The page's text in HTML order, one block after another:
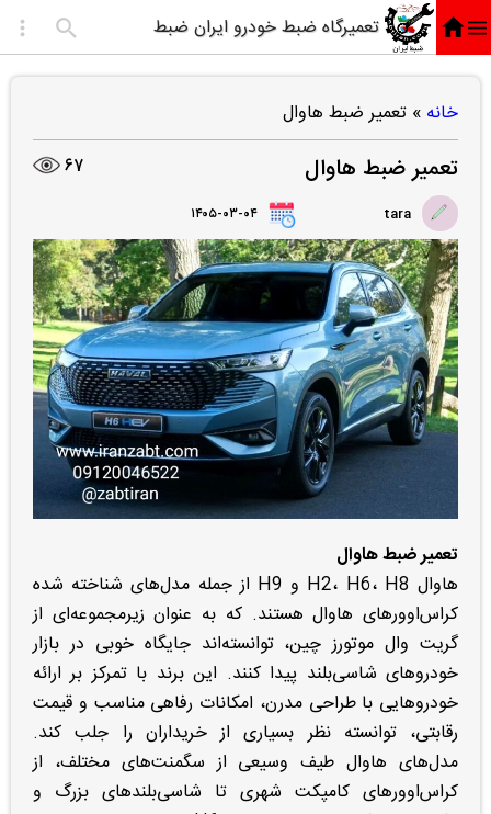
تعمیرگاه ضبط خودرو ایران ضبط
خانه » تعمیر ضبط هاوال
تعمیر ضبط هاوال 67
tara ۱۴۰۵-۰۳-۰۴
تعمیر ضبط هاوال
هاوال H2، H6، H8 و H9 از جمله مدل‌های شناخته شده
کراس‌اوورهای هاوال هستند. که به عنوان زیرمجموعه‌ای از
گریت وال موتورز چین، توانسته‌اند جایگاه خوبی در بازار
خودروهای شاسی‌بلند پیدا کنند. این برند با تمرکز بر ارائه
خودروهایی با طراحی مدرن، امکانات رفاهی مناسب و قیمت
رقابتی، توانسته نظر بسیاری از خریداران را جلب کند.
مدل‌های هاوال طیف وسیعی از سگمنت‌های مختلف، از
کراس‌اوورهای کامپکت شهری تا شاسی‌بلندهای بزرگ و